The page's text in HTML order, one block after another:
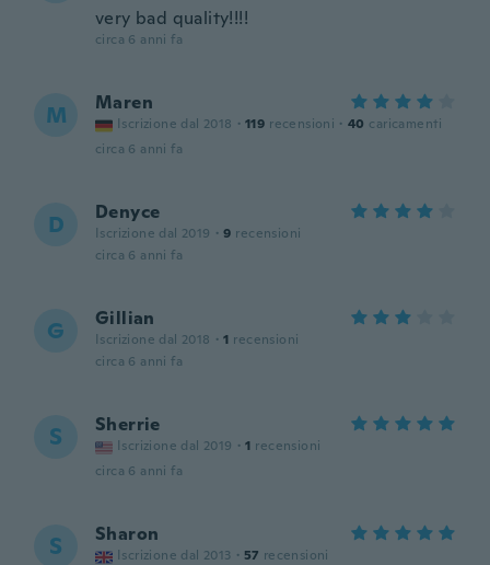
very bad quality!!!!
circa 6 anni fa
M Maren
Iscrizione dal 2018 · 119 recensioni · 40 caricamenti
circa 6 anni fa
D Denyce
Iscrizione dal 2019 · 9 recensioni
circa 6 anni fa
G Gillian
Iscrizione dal 2018 · 1 recensioni
circa 6 anni fa
S Sherrie
Iscrizione dal 2019 · 1 recensioni
circa 6 anni fa
S Sharon
Iscrizione dal 2013 · 57 recensioni